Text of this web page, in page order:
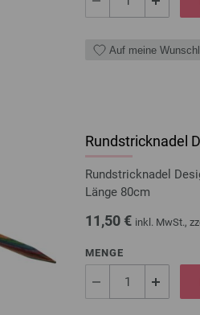
Auf meine
Rundstricknadel
Rundstricknadel
Länge 80cm
11,50 € inkl. MwSt.,
MENGE